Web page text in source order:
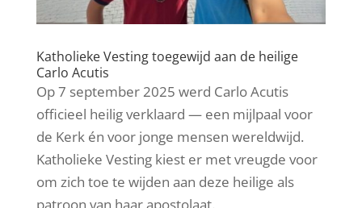
Katholieke Vesting toegewijd aan de heilige
Carlo Acutis
Op 7 september 2025 werd Carlo Acutis
officieel heilig verklaard — een mijlpaal voor
de Kerk én voor jonge mensen wereldwijd.
Katholieke Vesting kiest er met vreugde voor
om zich toe te wijden aan deze heilige als
patroon van haar apostolaat.